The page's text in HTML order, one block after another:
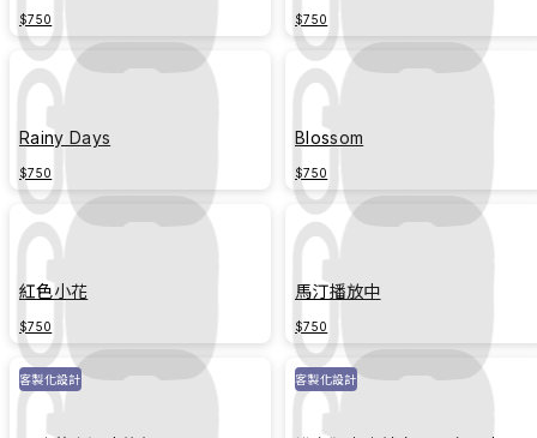
$750 $750
Rainy Days
$750
Blossom
$750
紅色小花
$750
馬汀播放中
$750
客製化設計 客製化設計